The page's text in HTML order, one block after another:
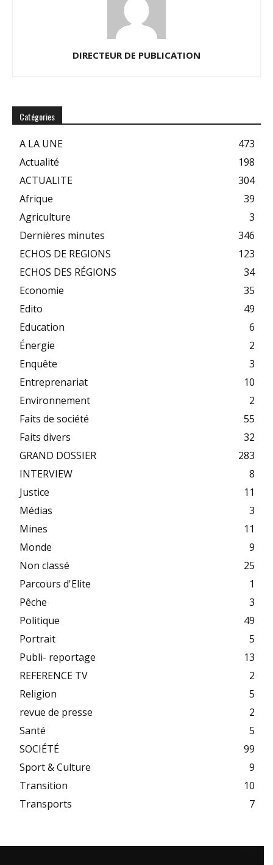
DIRECTEUR DE PUBLICATION
Catégories
A LA UNE
473
Actualité
198
ACTUALITE
304
Afrique
39
Agriculture
3
Dernières minutes
346
ECHOS DE REGIONS
123
ECHOS DES RÉGIONS
34
Economie
35
Edito
49
Education
6
Énergie
2
Enquête
3
Entreprenariat
10
Environnement
2
Faits de société
55
Faits divers
32
GRAND DOSSIER
283
INTERVIEW
8
Justice
11
Médias
3
Mines
11
Monde
9
Non classé
25
Parcours d'Elite
1
Pêche
3
Politique
49
Portrait
5
Publi- reportage
13
REFERENCE TV
2
Religion
5
revue de presse
2
Santé
5
SOCIÉTÉ
99
Sport & Culture
9
Transition
10
Transports
7